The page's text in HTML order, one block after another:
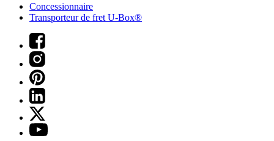
Concessionnaire
Transporteur de fret U-Box®